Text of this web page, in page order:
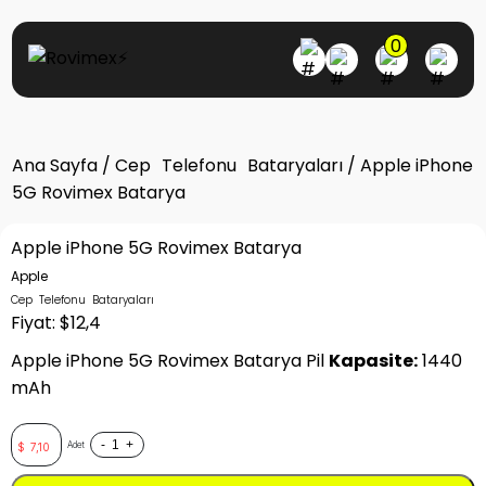
0
Ana Sayfa / Cep Telefonu Bataryaları / Apple iPhone
5G Rovimex Batarya
Apple iPhone 5G Rovimex Batarya
Apple
Cep Telefonu Bataryaları
Fiyat: $12,4
Apple iPhone 5G Rovimex Batarya Pil Kapasite:1440
mAh
$ 7,10 Adet - +